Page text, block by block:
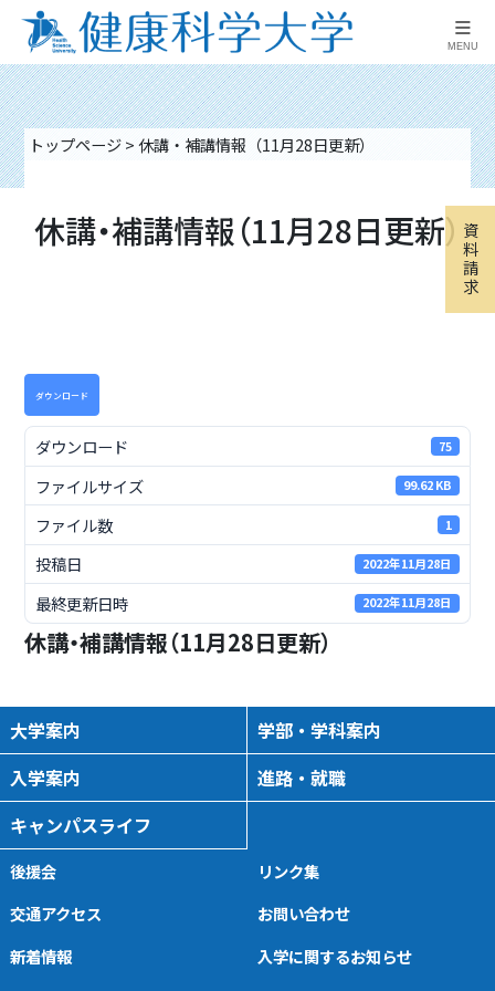
≡
MENU
資
料
請
求
トップページ>休講・補講情報（11月28日更新）
休講・補講情報（11月28日更新）
ダウンロード
ダウンロード 75
ファイルサイズ 99.62 KB
ファイル数 1
投稿日 2022年11月28日
最終更新日時 2022年11月28日
休講・補講情報（11月28日更新）
大学案内
学部・学科案内
入学案内
進路・就職
キャンパスライフ
後援会
リンク集
交通アクセス
お問い合わせ
新着情報
入学に関するお知らせ